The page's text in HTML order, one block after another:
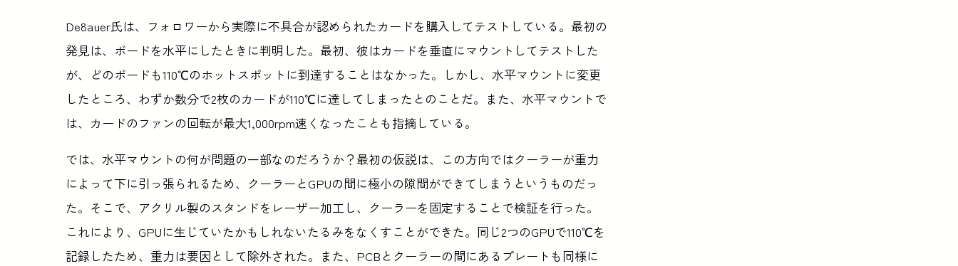
De8auer氏は、フォロワーから実際に不具合が認められたカードを購入してテストしている。最初の
発見は、ボードを水平にしたときに判明した。最初、彼はカードを垂直にマウントしてテストした
が、どのボードも110℃のホットスポットに到達することはなかった。しかし、水平マウントに変更
したところ、わずか数分で2枚のカードが110℃に達してしまったとのことだ。また、水平マウントで
は、カードのファンの回転が最大1,000rpm速くなったことも指摘している。
では、水平マウントの何が問題の一部なのだろうか？最初の仮説は、この方向ではクーラーが重力
によって下に引っ張られるため、クーラーとGPUの間に極小の隙間ができてしまうというものだっ
た。そこで、アクリル製のスタンドをレーザー加工し、クーラーを固定することで検証を行った。
これにより、GPUに生じていたかもしれないたるみをなくすことができた。同じ2つのGPUで110℃を
記録したため、重力は要因として除外された。また、PCBとクーラーの間にあるプレートも同様に